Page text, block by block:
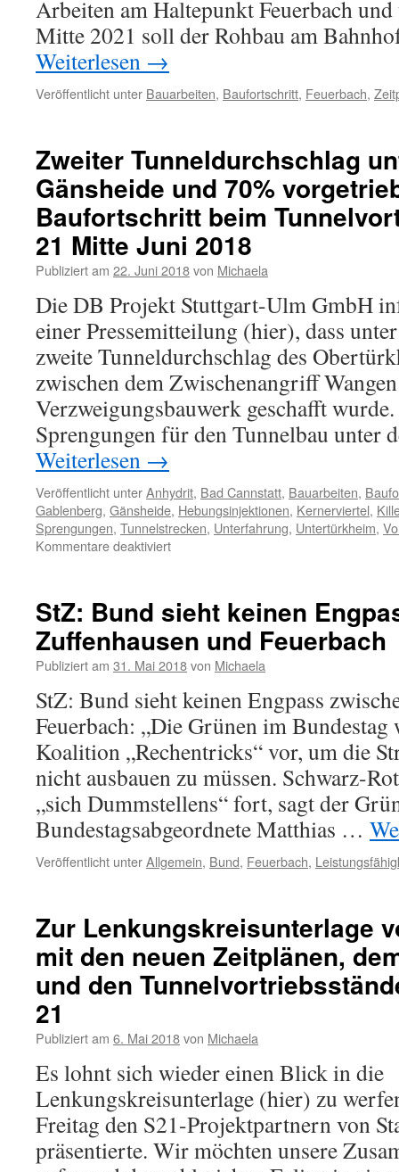
Arbeiten am Haltepunkt Feuerbach
Mitte 2021 soll der Rohbau am
Weiterlesen →
Veröffentlicht unter Bauarbeiten, Baufortschritt, Feuerbach,
Zweiter Tunneldurchschlag
Gänsheide und 70%
Baufortschritt beim
21 Mitte Juni 2018
Publiziert am 22. Juni 2018von Michaela
Die DB Projekt Stuttgart-Ulm GmbH
einer Pressemitteilung (hier), dass
zweite Tunneldurchschlag des
zwischen dem Zwischenangriff
Verzweigungsbauwerk geschafft
Sprengungen für den Tunnelbau unter
Weiterlesen →
Veröffentlicht unterAnhydrit, Bad Cannstatt, Bauarbeiten,
Gablenberg, Gänsheide, Hebungsinjektionen, Kernerviertel,
Sprengungen, Tunnelstrecken, Unterfahrung, Untertürkheim,
Kommentare deaktiviert
StZ: Bund sieht keinen
Zuffenhausen und Feuerbach
Publiziert am 31. Mai 2018von Michaela
StZ: Bund sieht keinen Engpass
Feuerbach: „Die Grünen im Bundestag
Koalition „Rechentricks“ vor, um die
nicht ausbauen zu müssen. Schwarz-
„sich Dummstellens“ fort, sagt der
Bundestagsabgeordnete Matthias …
Veröffentlicht unterAllgemein, Bund, Feuerbach,
Zur Lenkungskreisunterlage
mit den neuen Zeitplänen,
und den
21
Publiziert am 6. Mai 2018von Michaela
Es lohnt sich wieder einen Blick in die
Lenkungskreisunterlage (hier) zu
Freitag den S21-Projektpartnern von
präsentierte. Wir möchten unsere